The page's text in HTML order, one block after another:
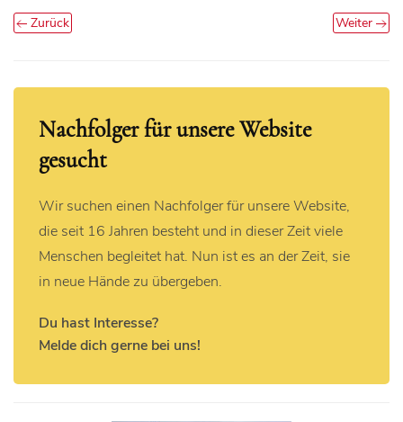
Zurück Weiter
Nachfolger für unsere Website
gesucht
Wir suchen einen Nachfolger für unsere Website,
die seit 16 Jahren besteht und in dieser Zeit viele
Menschen begleitet hat. Nun ist es an der Zeit, sie
in neue Hände zu übergeben.
Du hast Interesse?
Melde dich gerne bei uns!